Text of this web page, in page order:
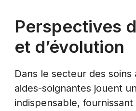
Perspectives
et d’évolution
Dans le secteur des soins
aides-soignantes jouent
indispensable,